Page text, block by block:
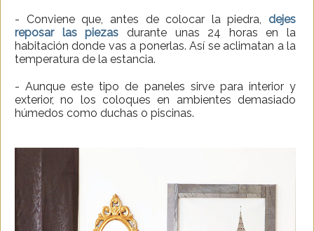
- Conviene que, antes de colocar la piedra, dejes
reposar las piezas durante unas 24 horas en la
habitación donde vas a ponerlas. Así se aclimatan a la
temperatura de la estancia.
- Aunque este tipo de paneles sirve para interior y
exterior, no los coloques en ambientes demasiado
húmedos como duchas o piscinas.